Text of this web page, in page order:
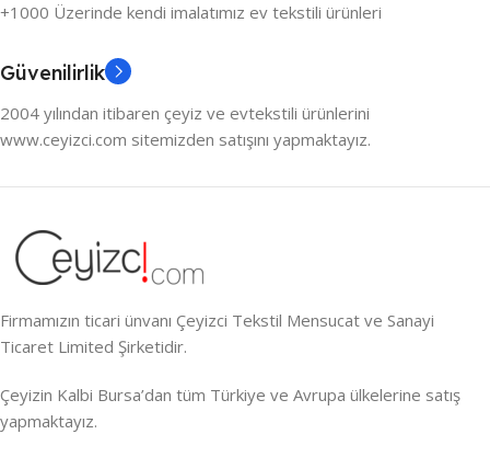
+1000 Üzerinde kendi imalatımız ev tekstili ürünleri
Güvenilirlik
2004 yılından itibaren çeyiz ve evtekstili ürünlerini
www.ceyizci.com sitemizden satışını yapmaktayız.
Firmamızın ticari ünvanı Çeyizci Tekstil Mensucat ve Sanayi
Ticaret Limited Şirketidir.
Çeyizin Kalbi Bursa’dan tüm Türkiye ve Avrupa ülkelerine satış
yapmaktayız.